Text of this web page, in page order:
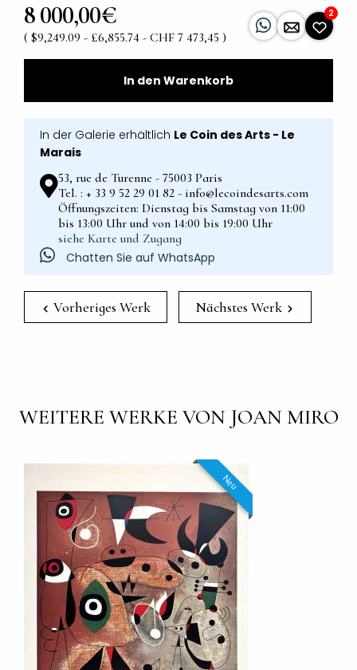
8 000,00€
( $9,249.09 - £6,855.74 - CHF 7 473,45 )
2
In den Warenkorb
In der Galerie erhältlich Le Coin des Arts - Le
Marais
53, rue de Turenne - 75003 Paris
Tel. : + 33 9 52 29 01 82 - info@lecoindesarts.com
Öffnungszeiten: Dienstag bis Samstag von 11:00
bis 13:00 Uhr und von 14:00 bis 19:00 Uhr
siehe Karte und Zugang
Chatten Sie auf WhatsApp
Vorheriges Werk Nächstes Werk
WEITERE WERKE VON JOAN MIRO
Neu